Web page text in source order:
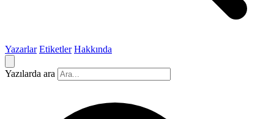
Yazarlar Etiketler Hakkında
Yazılarda ara